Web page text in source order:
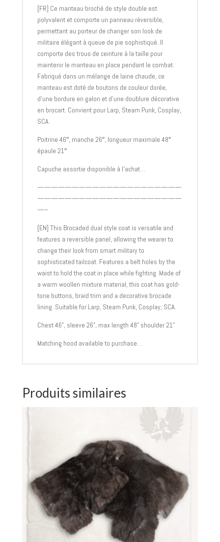
bordure
[FR] Ce manteau broché de style double est
polyvalent et comporte un panneau réversible,
permettant au porteur de changer son look de
militaire élégant à queue de pie sophistiqué. Il
comporte des trous de ceinture à la taille pour
maintenir le manteau en place pendant le combat.
Fabriqué dans un mélange de laine chaude, ce
manteau est doté de boutons de couleur dorée,
d’une bordure en galon et d’une doublure décorative
en brocart. Convient pour Larp, Steam Punk, Cosplay,
SCA.
Poitrine 46″, manche 26″, longueur maximale 48″
épaule 21″
Capuche assortie disponible à l’achat…
—————————————————————
—————————————————————
—–
[EN] This Brocaded dual style coat is versatile and
features a reversible panel, allowing the wearer to
change their look from smart military to
sophisticated tailcoat. Features a belt holes by the
waist to hold the coat in place while fighting. Made of
a warm woollen mixture material, this coat has gold-
tone buttons, braid trim and a decorative brocade
lining. Suitable for Larp, Steam Punk, Cosplay, SCA.
Chest 46”, sleeve 26”, max length 48” shoulder 21”
Matching hood available to purchase…
Produits similaires